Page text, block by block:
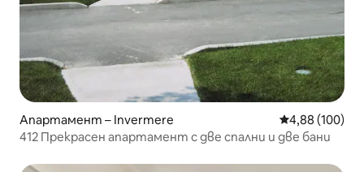
Апартамент – Invermere Средна
4,88 (100)
412 Прекрасен апартамент с две спални и две бани